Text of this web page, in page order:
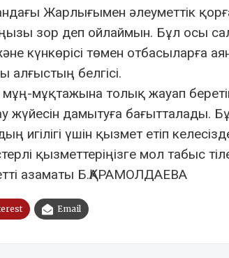
Жарлығымен әлеуметтік
зор деп ойлаймын. Бұл осы
күнкөрісі төмен отбасыларға
алғыстың белгісі.
мұқтажына толық жауап
жүйесін дамытуға бағытталады.
үшін қызмет етіп
қызметтеріңізге мол табыс
азаматы Б.ҚАРАМОЛДАЕВА
Email